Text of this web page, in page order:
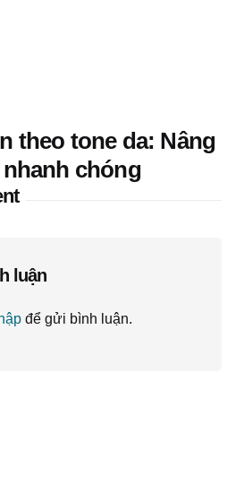
theo tone da: Nâng
chóng
luận
để gửi bình luận.